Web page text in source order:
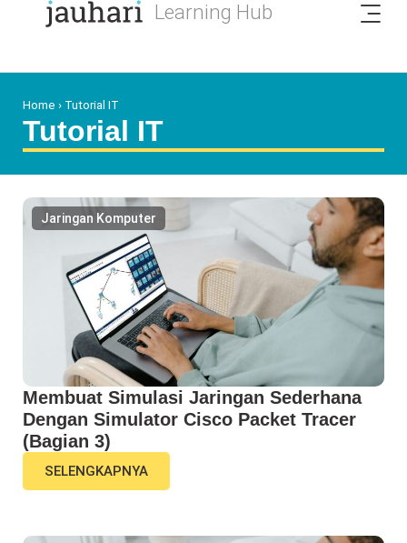
Home › Tutorial IT
Tutorial IT
Jaringan Komputer
Membuat Simulasi Jaringan Sederhana
Dengan Simulator Cisco Packet Tracer
(Bagian 3)
SELENGKAPNYA